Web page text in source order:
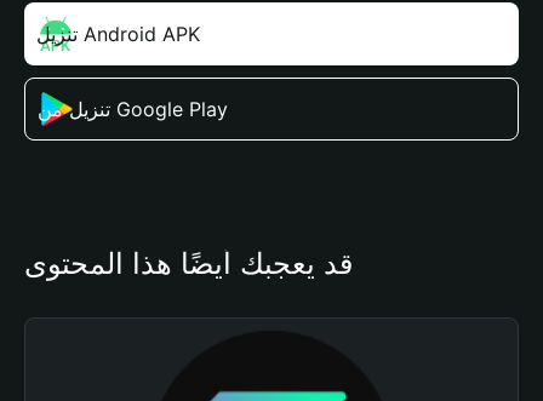
تنزيل Android APK
تنزيل من Google Play
قد يعجبك أيضًا هذا المحتوى